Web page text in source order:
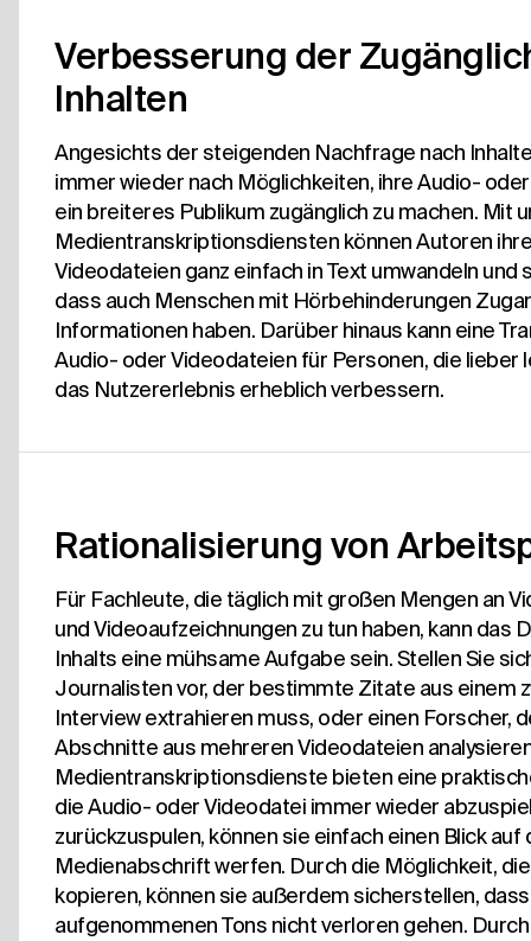
Verbesserung der
Inhalten
Angesichts der steigenden Nachfrage nach
immer wieder nach Möglichkeiten, ihre Audio-
ein breiteres Publikum zugänglich zu machen. Mit
Medientranskriptionsdiensten können Autoren
Videodateien ganz einfach in Text umwandeln und
dass auch Menschen mit Hörbehinderungen
Informationen haben. Darüber hinaus kann eine
Audio- oder Videodateien für Personen, die lieber
das Nutzererlebnis erheblich verbessern.
Rationalisierung von
Für Fachleute, die täglich mit großen Mengen an
und Videoaufzeichnungen zu tun haben, kann das
Inhalts eine mühsame Aufgabe sein. Stellen Sie
Journalisten vor, der bestimmte Zitate aus einem
Interview extrahieren muss, oder einen Forscher,
Abschnitte aus mehreren Videodateien
Medientranskriptionsdienste bieten eine
die Audio- oder Videodatei immer wieder
zurückzuspulen, können sie einfach einen Blick auf
Medienabschrift werfen. Durch die Möglichkeit,
kopieren, können sie außerdem sicherstellen,
aufgenommenen Tons nicht verloren gehen.